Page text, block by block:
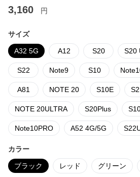
3,160 円
サイズ
A32 5G A12 S20 S20
S22 Note9 S10
A81 NOTE 20 S10E
NOTE 20ULTRA S20Plus
Note10PRO A52 4G/5G
カラー
ブラック レッド グリーン